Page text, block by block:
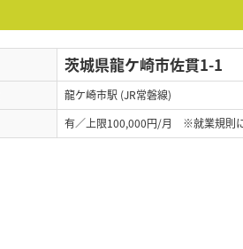
茨城県龍ケ崎市佐貫1-1
龍ケ崎市駅 (JR常磐線)
有／上限100,000円/月 ※就業規則